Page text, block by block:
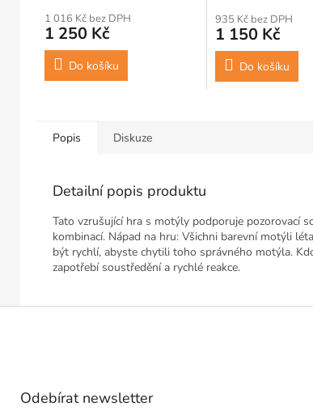
1 016 Kč bez DPH
1 250 Kč
Do košíku
935 Kč bez DPH
1 150 Kč
Do košíku
Popis Diskuze
Detailní popis produktu
Tato vzrušující hra s motýly podporuje pozorovací
kombinací. Nápad na hru: Všichni barevní motýli
být rychlí, abyste chytili toho správného motýla.
zapotřebí soustředění a rychlé reakce.
Odebírat newsletter